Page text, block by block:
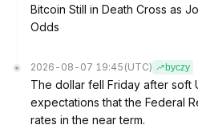
Bitcoin Still in Death Cross as
Odds
2026-08-07 19:45 (UTC) byczy
The dollar fell Friday after soft
expectations that the Federal
rates in the near term.